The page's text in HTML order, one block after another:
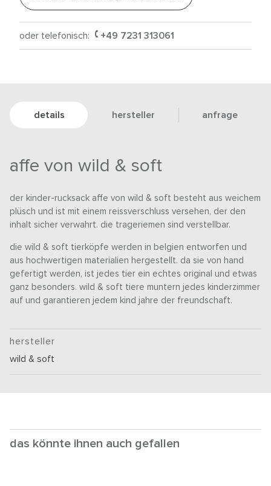
oder telefonisch: +49 7231 313061
details hersteller anfrage
affe von wild & soft
der kinder-rucksack affe von wild & soft besteht aus weichem
plüsch und ist mit einem reissverschluss versehen, der den
inhalt sicher verwahrt. die trageriemen sind verstellbar.
die wild & soft tierköpfe werden in belgien entworfen und
aus hochwertigen materialien hergestellt. da sie von hand
gefertigt werden, ist jedes tier ein echtes original und etwas
ganz besonders. wild & soft tiere muntern jedes kinderzimmer
auf und garantieren jedem kind jahre der freundschaft.
hersteller
wild & soft
das könnte ihnen auch gefallen